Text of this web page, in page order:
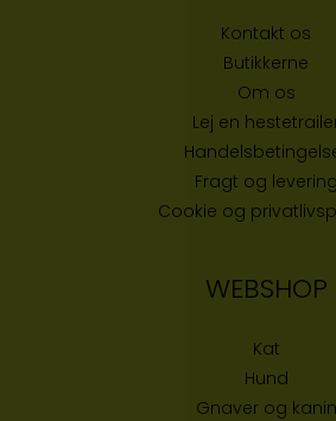
Kontakt os
Butikkerne
Om os
Lej en
Fragt og levering
Cookie og
WEBSHOP
Kat
Hund
Gnaver og kanin